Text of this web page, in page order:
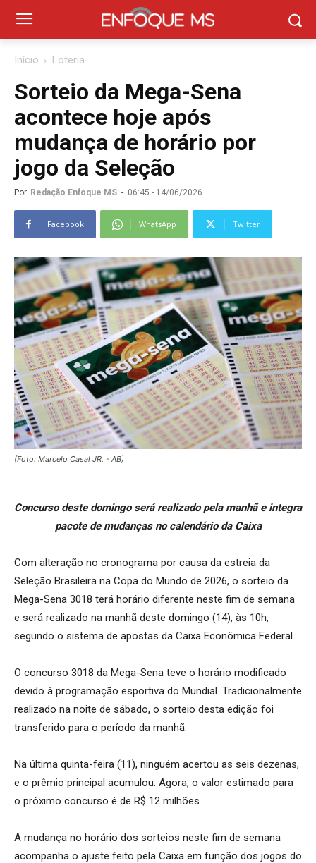
Início Loteria
Sorteio da Mega-Sena
acontece hoje após
mudança de horário por
jogo da Seleção
Por Redação Enfoque MS - 06:45 - 14/06/2026
Facebook WhatsApp Twitter
(Foto: Marcelo Casal JR. - AB)
Concurso deste domingo será realizado pela manhã e integra
pacote de mudanças no calendário da Caixa
Com alteração no cronograma por causa da estreia da
Seleção Brasileira na Copa do Mundo de 2026, o sorteio da
Mega-Sena 3018 terá horário diferente neste fim de semana
e será realizado na manhã deste domingo (14), às 10h,
segundo o sistema de apostas da Caixa Econômica Federal.
O concurso 3018 da Mega-Sena teve o horário modificado
devido à programação esportiva do Mundial. Tradicionalmente
realizado na noite de sábado, o sorteio desta edição foi
transferido para o período da manhã.
Na última quinta-feira (11), ninguém acertou as seis dezenas,
e o prêmio principal acumulou. Agora, o valor estimado para
o próximo concurso é de R$ 12 milhões.
A mudança no horário dos sorteios neste fim de semana
acompanha o ajuste feito pela Caixa em função dos jogos do